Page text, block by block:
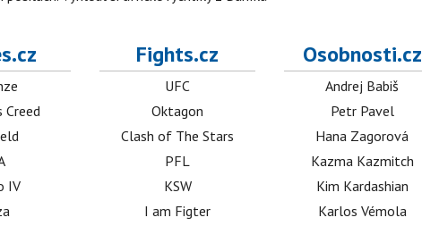
Creed
IV
Fights.cz
UFC
Oktagon
Clash of The Stars
PFL
KSW
I am Figter
Osobnosti.cz
Andrej Babiš
Petr Pavel
Hana Zagorová
Kazma Kazmitch
Kim Kardashian
Karlos Vémola